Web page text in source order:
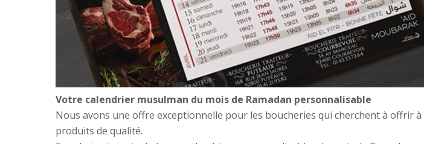
Votre calendrier musulman du mois de Ramadan personnalisable
Nous avons une offre exceptionnelle pour les boucheries qui cherchent à offrir
produits de qualité.